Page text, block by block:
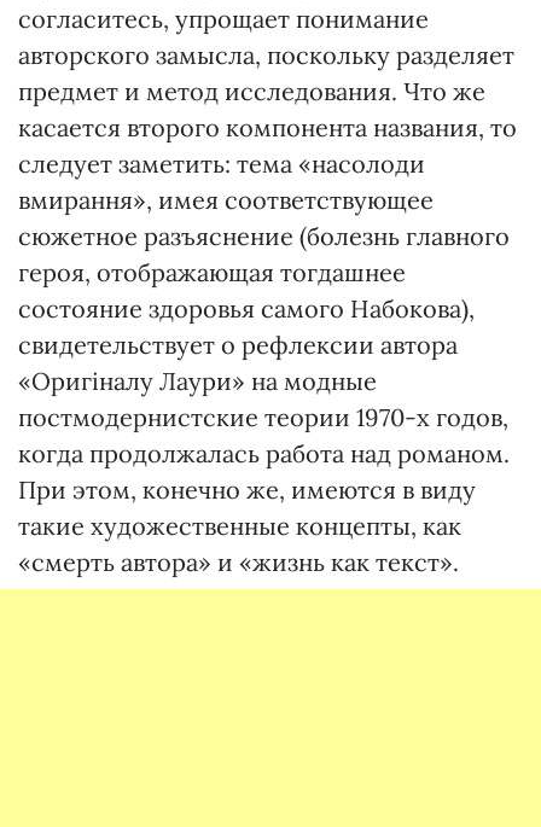
согласитесь, упрощает понимание
авторского замысла, поскольку разделяет
предмет и метод исследования. Что же
касается второго компонента названия, то
следует заметить: тема «насолоди
вмирання», имея соответствующее
сюжетное разъяснение (болезнь главного
героя, отображающая тогдашнее
состояние здоровья самого Набокова),
свидетельствует о рефлексии автора
«Оригіналу Лаури» на модные
постмодернистские теории 1970-х годов,
когда продолжалась работа над романом.
При этом, конечно же, имеются в виду
такие художественные концепты, как
«смерть автора» и «жизнь как текст».